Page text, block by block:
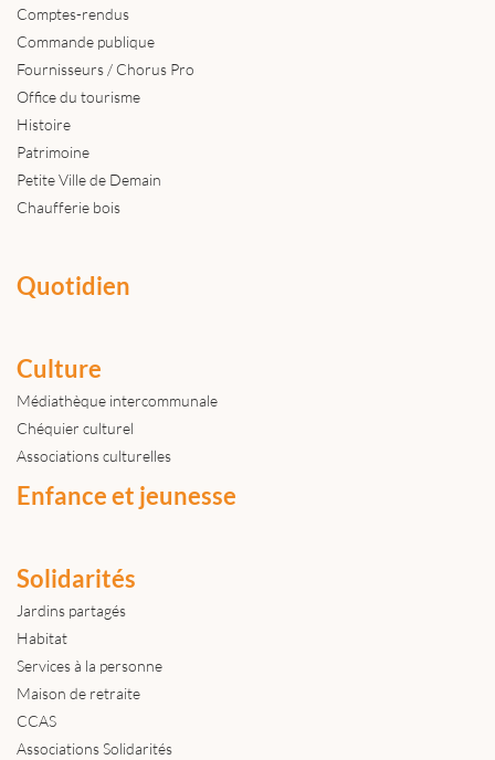
Comptes-rendus
Commande publique
Fournisseurs / Chorus Pro
Office du tourisme
Histoire
Patrimoine
Petite Ville de Demain
Chaufferie bois
Quotidien
Culture
Médiathèque intercommunale
Chéquier culturel
Associations culturelles
Enfance et jeunesse
Solidarités
Jardins partagés
Habitat
Services à la personne
Maison de retraite
CCAS
Associations Solidarités